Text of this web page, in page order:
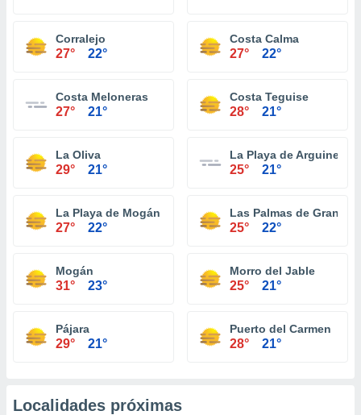
Corralejo
27° 22°
Costa Calma
27° 22°
Costa Meloneras
27° 21°
Costa Teguise
28° 21°
La Oliva
29° 21°
La Playa de
25° 21°
La Playa de Mogán
27° 22°
Las Palmas de Gran
25° 22°
Mogán
31° 23°
Morro del Jable
25° 21°
Pájara
29° 21°
Puerto del Carmen
28° 21°
Localidades próximas